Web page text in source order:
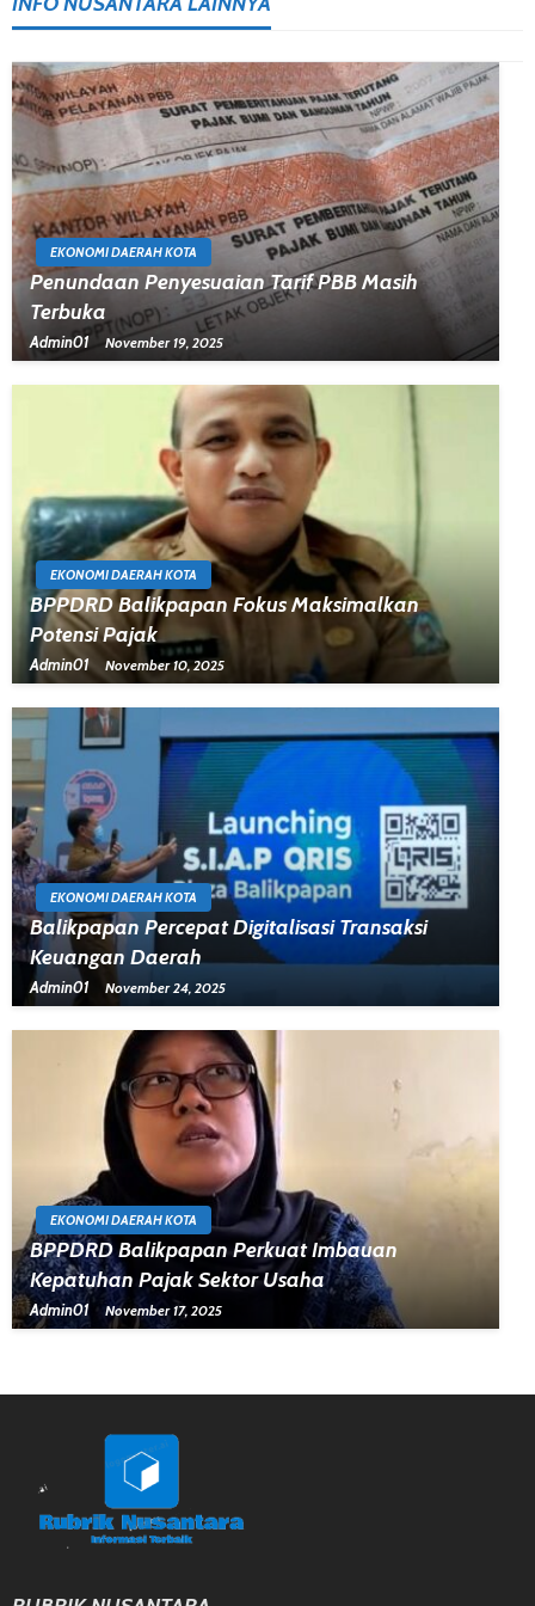
EKONOMI DAERAH KOTA
Penundaan Penyesuaian Tarif PBB Masih
Terbuka
Admin01 November 19, 2025
EKONOMI DAERAH KOTA
BPPDRD Balikpapan Fokus Maksimalkan
Potensi Pajak
Admin01 November 10, 2025
EKONOMI DAERAH KOTA
Balikpapan Percepat Digitalisasi Transaksi
Keuangan Daerah
Admin01 November 24, 2025
EKONOMI DAERAH KOTA
BPPDRD Balikpapan Perkuat Imbauan
Kepatuhan Pajak Sektor Usaha
Admin01 November 17, 2025